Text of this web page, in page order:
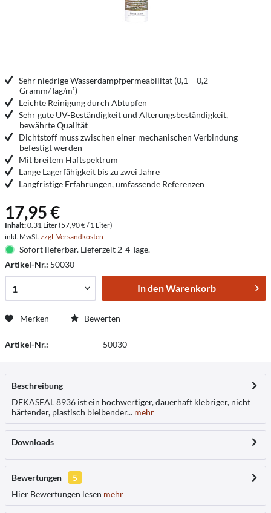
Sehr niedrige Wasserdampfpermeabilität (0,1 – 0,2
Gramm/Tag/m²)
Leichte Reinigung durch Abtupfen
Sehr gute UV-Beständigkeit und Alterungsbeständigkeit,
bewährte Qualität
Dichtstoff muss zwischen einer mechanischen Verbindung
befestigt werden
Mit breitem Haftspektrum
Lange Lagerfähigkeit bis zu zwei Jahre
Langfristige Erfahrungen, umfassende Referenzen
17,95 €
Inhalt:0.31 Liter (57,90 € / 1 Liter)
inkl. MwSt. zzgl. Versandkosten
Sofort lieferbar. Lieferzeit 2-4 Tage.
Artikel-Nr.: 50030
In denWarenkorb
Merken Bewerten
Artikel-Nr.: 50030
Beschreibung
DEKASEAL 8936 ist ein hochwertiger, dauerhaft klebriger, nicht
härtender, plastisch bleibender... mehr
Downloads
Bewertungen
5
Hier Bewertungen lesen mehr